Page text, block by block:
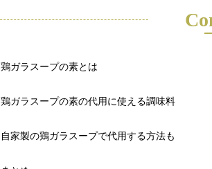
鶏ガラスープの素とは
鶏ガラスープの素の代用に使える調味料
自家製の鶏ガラスープで代用する方法も